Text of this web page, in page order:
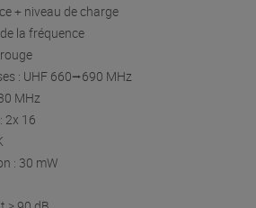
+ niveau de charge
la fréquence
: UHF 660⭢690 MHz
MHz
2x 16
: 30 mW